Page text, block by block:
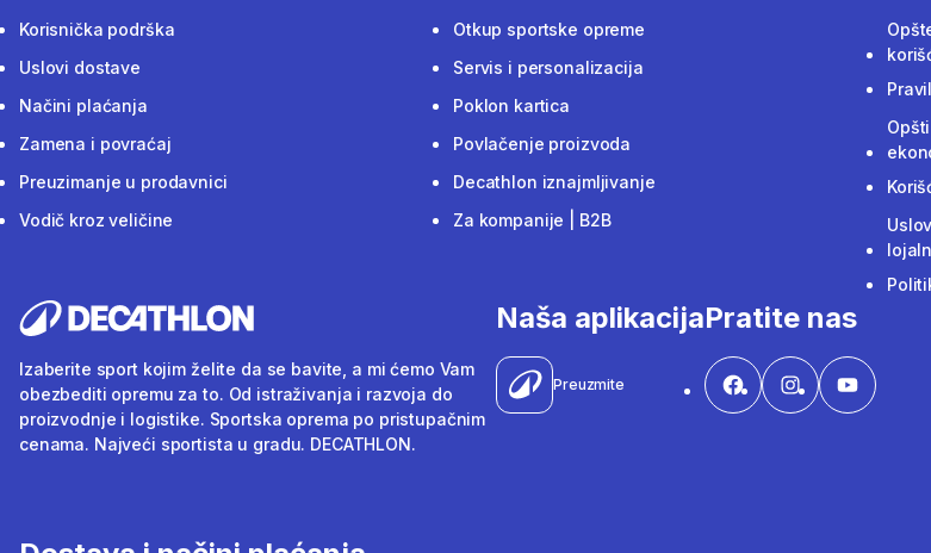
Korisnička podrška
Uslovi dostave
Načini plaćanja
Zamena i povraćaj
Preuzimanje u prodavnici
Vodič kroz veličine
Otkup sportske opreme
Servis i personalizacija
Poklon kartica
Povlačenje proizvoda
Decathlon iznajmljivanje
Za kompanije | B2B
Izaberite sport kojim želite da se bavite, a mi ćemo Vam
obezbediti opremu za to. Od istraživanja i razvoja do
proizvodnje i logistike. Sportska oprema po pristupačnim
cenama. Najveći sportista u gradu. DECATHLON.
Naša aplikacija
Preuzmite
Pratite nas